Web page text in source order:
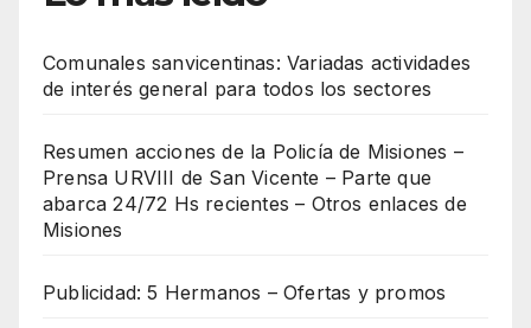
Comunales sanvicentinas: Variadas actividades
de interés general para todos los sectores
Resumen acciones de la Policía de Misiones –
Prensa URVIII de San Vicente – Parte que
abarca 24/72 Hs recientes – Otros enlaces de
Misiones
Publicidad: 5 Hermanos – Ofertas y promos